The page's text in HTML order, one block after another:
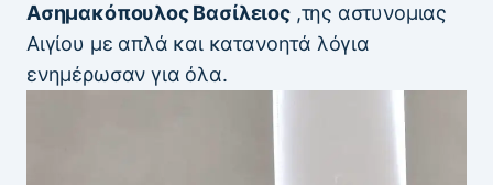
Ασημακόπουλος Βασίλειος,της αστυνομιας
Αιγίου με απλά και κατανοητά λόγια
ενημέρωσαν για όλα.